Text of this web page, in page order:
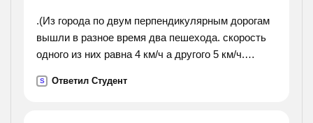
.(Из города по двум перпендикулярным дорогам
вышли в разное время два пешехода. скорость
одного из них равна 4 км/ч а другого 5 км/ч.
а второй в десяти. через сколько часов
S Ответил Студент